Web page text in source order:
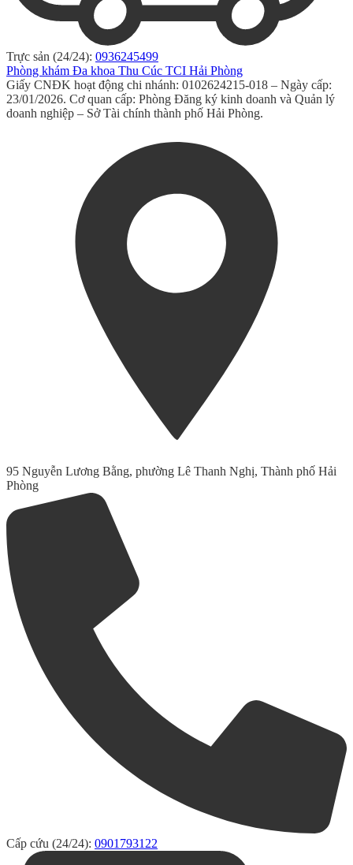
Trực sản (24/24): 0936245499
Phòng khám Đa khoa Thu Cúc TCI Hải Phòng
Giấy CNĐK hoạt động chi nhánh: 0102624215-018 – Ngày cấp:
23/01/2026. Cơ quan cấp: Phòng Đăng ký kinh doanh và Quản lý
doanh nghiệp – Sở Tài chính thành phố Hải Phòng.
95 Nguyễn Lương Bằng, phường Lê Thanh Nghị, Thành phố Hải
Phòng
Cấp cứu (24/24): 0901793122